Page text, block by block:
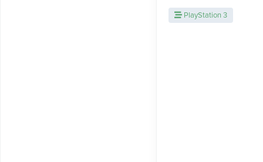
PlayStation 3